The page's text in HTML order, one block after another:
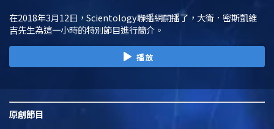
在2018年3月12日，Scientology聯播網開播了，大衛．密斯凱維
吉先生為這一小時的特別節目進行簡介。
播放
原創節目